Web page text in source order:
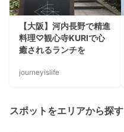
【大阪】河内長野で精進
料理♡観心寺KURIで心
癒されるランチを
journeyislife
スポットをエリアから探す